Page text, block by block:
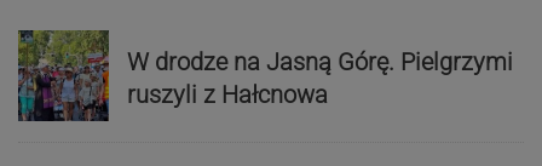
W drodze na Jasną Górę. Pielgrzymi
ruszyli z Hałcnowa